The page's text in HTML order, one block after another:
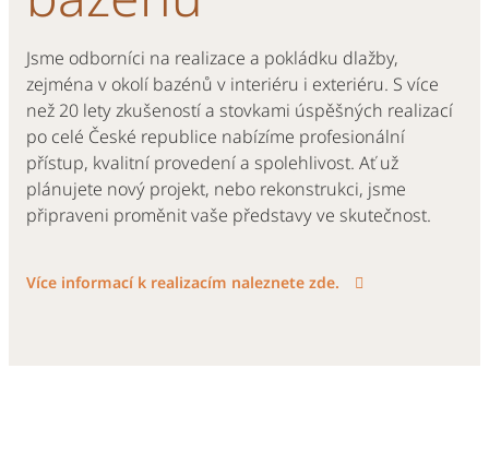
Jsme odborníci na realizace a pokládku dlažby,
zejména v okolí bazénů v interiéru i exteriéru. S více
než 20 lety zkušeností a stovkami úspěšných realizací
po celé České republice nabízíme profesionální
přístup, kvalitní provedení a spolehlivost. Ať už
plánujete nový projekt, nebo rekonstrukci, jsme
připraveni proměnit vaše představy ve skutečnost.
Více informací k realizacím naleznete zde.